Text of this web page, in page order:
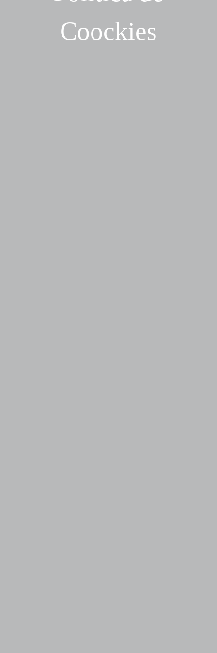
Coockies